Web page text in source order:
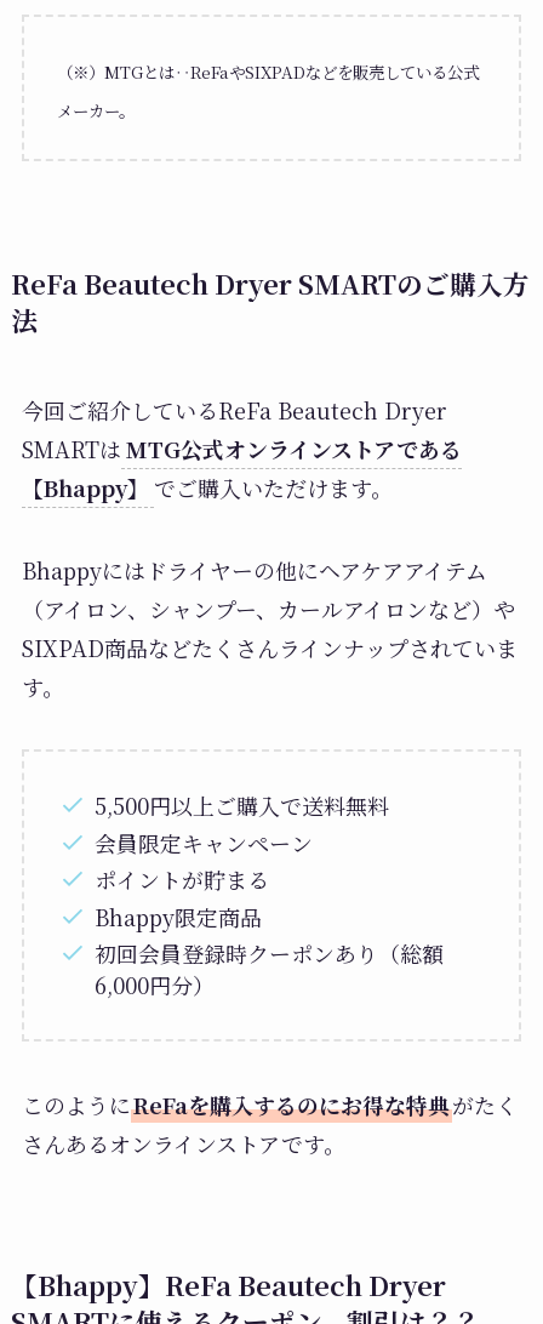
（※）MTGとは‥ReFaやSIXPADなどを販売している公式
メーカー。
ReFa Beautech Dryer SMARTのご購入方
法
今回ご紹介しているReFa Beautech Dryer
SMARTはMTG公式オンラインストアである
【Bhappy】
でご購入いただけます。
Bhappyにはドライヤーの他にヘアケアアイテム
（アイロン、シャンプー、カールアイロンなど）や
SIXPAD商品などたくさんラインナップされていま
す。
5,500円以上ご購入で送料無料
会員限定キャンペーン
ポイントが貯まる
Bhappy限定商品
初回会員登録時クーポンあり（総額
6,000円分）
このようにReFaを購入するのにお得な特典がたく
さんあるオンラインストアです。
【Bhappy】ReFa Beautech Dryer